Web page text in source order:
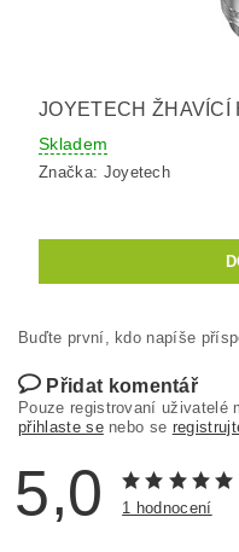
JOYETECH ŽHAVÍCÍ
Skladem
Značka: Joyetech
Buďte první, kdo napíše
Přidat komentář
Pouze registrovaní uživatelé
přihlaste senebo se
5,0 1 hodnocení